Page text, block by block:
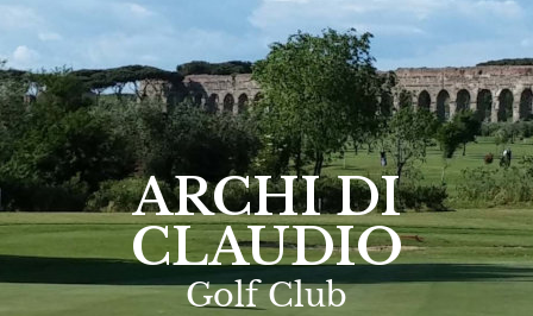
ARCHI DI
CLAUDIO
Golf Club